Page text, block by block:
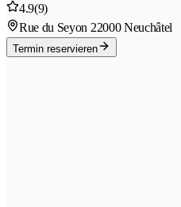
4.9(9)
Rue du Seyon 22000 Neuchâtel
Termin reservieren